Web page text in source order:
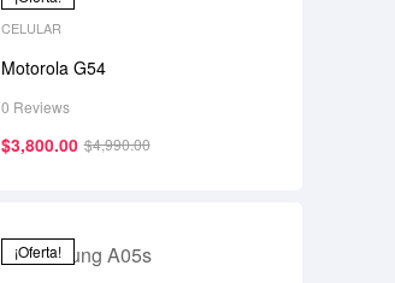
CELULAR
Motorola G54
0 Reviews
$4,990.00
$3,800.00
¡Oferta!